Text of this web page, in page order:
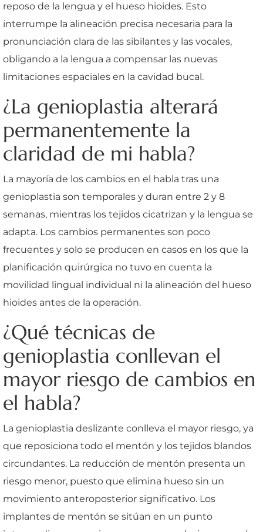
reposo de la lengua y el hueso hioides. Esto
interrumpe la alineación precisa necesaria para la
pronunciación clara de las sibilantes y las vocales,
obligando a la lengua a compensar las nuevas
limitaciones espaciales en la cavidad bucal.
¿La genioplastia alterará
permanentemente la
claridad de mi habla?
La mayoría de los cambios en el habla tras una
genioplastia son temporales y duran entre 2 y 8
semanas, mientras los tejidos cicatrizan y la lengua se
adapta. Los cambios permanentes son poco
frecuentes y solo se producen en casos en los que la
planificación quirúrgica no tuvo en cuenta la
movilidad lingual individual ni la alineación del hueso
hioides antes de la operación.
¿Qué técnicas de
genioplastia conllevan el
mayor riesgo de cambios en
el habla?
La genioplastia deslizante conlleva el mayor riesgo, ya
que reposiciona todo el mentón y los tejidos blandos
circundantes. La reducción de mentón presenta un
riesgo menor, puesto que elimina hueso sin un
movimiento anteroposterior significativo. Los
implantes de mentón se sitúan en un punto